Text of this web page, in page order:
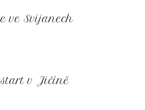
ve Svijanech
v Jičíně